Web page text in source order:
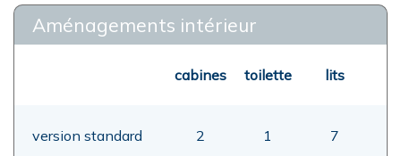
Aménagements intérieur
cabines toilette lits
version standard 2 1 7